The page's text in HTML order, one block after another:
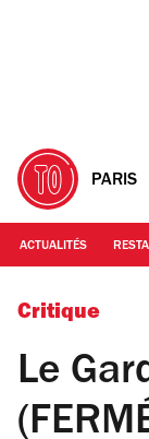
PARIS
ACTUALITÉS© Le Garde-
Critique
Le